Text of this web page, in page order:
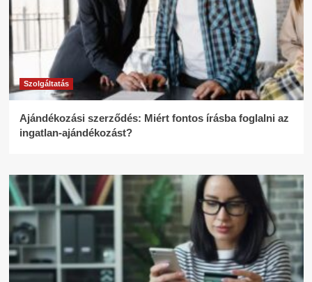
Szolgáltatás
Ajándékozási szerződés: Miért fontos írásba foglalni az
ingatlan-ajándékozást?